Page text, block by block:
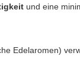
und eine
Edelaromen)